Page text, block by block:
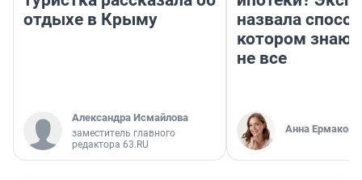
отдыхе в Крыму
Александра Исмайлова
заместитель главного
редактора 63.RU
назвала
котором
не все
Анна Ермакова